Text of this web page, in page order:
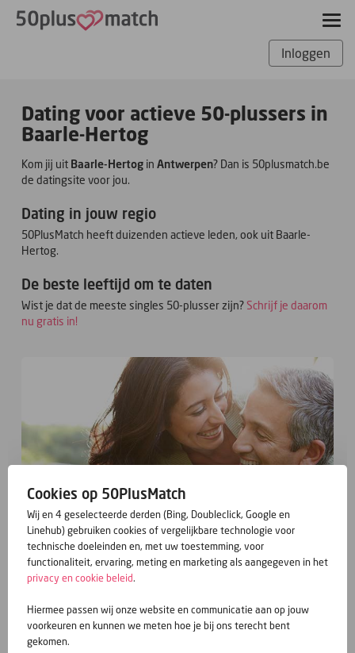
Inloggen
Dating voor actieve 50-plussers in
Baarle-Hertog
Kom jij uit Baarle-Hertogin Antwerpen? Dan is 50plusmatch.be
de datingsite voor jou.
Dating in jouw regio
50PlusMatch heeft duizenden actieve leden, ook uit Baarle-
Hertog.
De beste leeftijd om te daten
Wist je dat de meeste singles 50-plusser zijn?Schrijf je daarom
nu gratis in!
Gratis inschrijven
Cookies op 50PlusMatch
Wij en 4 geselecteerde derden (Bing, Doubleclick, Google en
Linehub) gebruiken cookies of vergelijkbare technologie voor
technische doeleinden en, met uw toestemming, voor
functionaliteit, ervaring, meting en marketing als aangegeven in het
privacy en cookie beleid.
Hiermee passen wij onze website en communicatie aan op jouw
voorkeuren en kunnen we meten hoe je bij ons terecht bent
gekomen.